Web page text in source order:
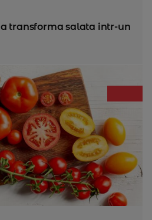
transforma salata intr-un